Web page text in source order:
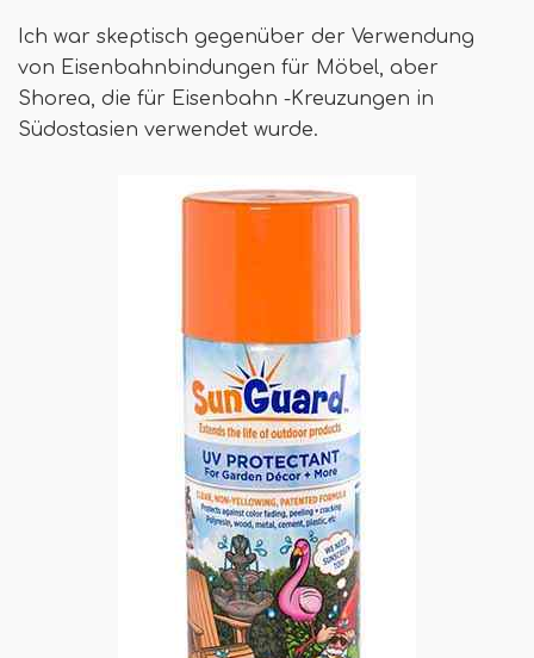
Ich war skeptisch gegenüber der Verwendung
von Eisenbahnbindungen für Möbel, aber
Shorea, die für Eisenbahn -Kreuzungen in
Südostasien verwendet wurde.